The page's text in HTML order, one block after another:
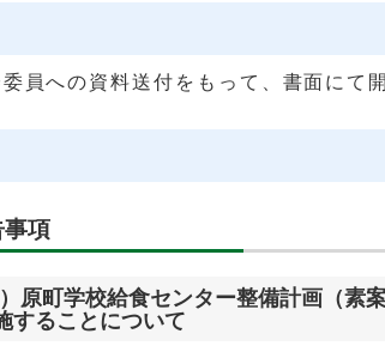
員への資料送付をもって、書面にて
事項
町学校給食センター整備計画（素
することについて